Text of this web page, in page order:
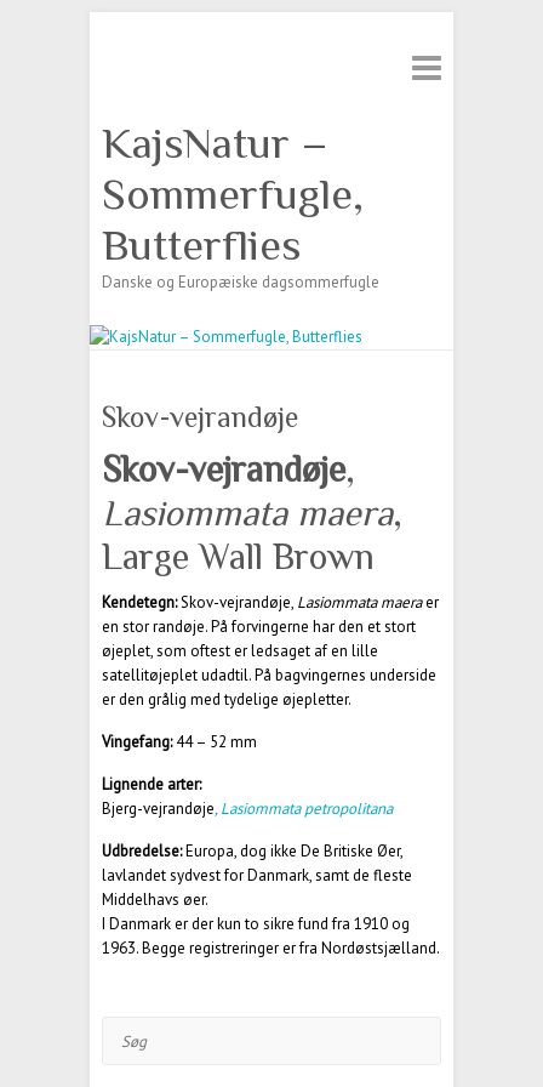
KajsNatur –
Sommerfugle,
Butterflies
Danske og Europæiske dagsommerfugle
Skov-vejrandøje
Skov-vejrandøje,
Lasiommata maera,
Large Wall Brown
Kendetegn:Skov-vejrandøje, Lasiommata maeraer
en stor randøje. På forvingerne har den et stort
øjeplet, som oftest er ledsaget af en lille
satellitøjeplet udadtil. På bagvingernes underside
er den grålig med tydelige øjepletter.
Vingefang:44 – 52 mm
Lignende arter:
Bjerg-vejrandøje, Lasiommata petropolitana
Udbredelse:Europa, dog ikke De Britiske Øer,
lavlandet sydvest for Danmark, samt de fleste
Middelhavs øer.
I Danmark er der kun to sikre fund fra 1910 og
1963. Begge registreringer er fra Nordøstsjælland.